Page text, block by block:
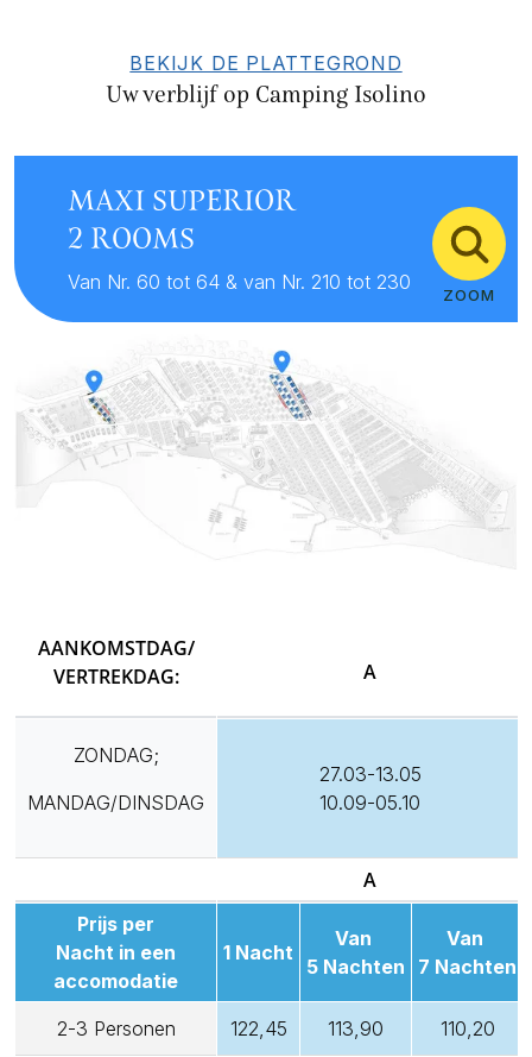
BEKIJK DE PLATTEGROND
Uw verblijf op Camping Isolino
MAXI SUPERIOR
2 ROOMS
Van Nr. 60 tot 64 & van Nr. 210 tot 230
ZOOM
AANKOMSTDAG/
VERTREKDAG:
A
ZONDAG;
MANDAG/DINSDAG
27.03-13.05
10.09-05.10
A
Prijs per
Nacht in een
accomodatie
1 Nacht
Van
5 Nachten
Van
7 Nachten
2-3 Personen 122,45 113,90 110,20